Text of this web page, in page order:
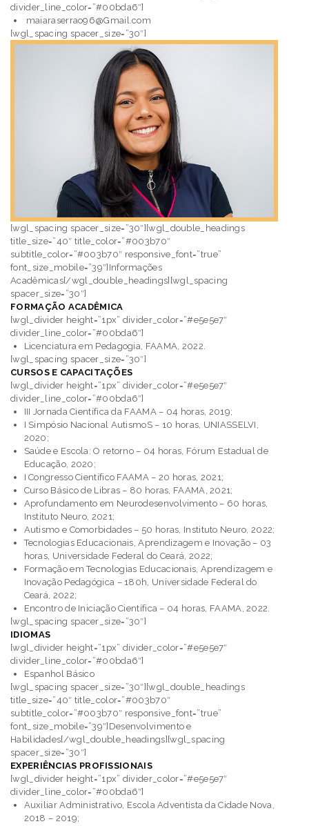
divider_line_color=”#00bda6″]
maiaraserrao96@Gmail.com
[wgl_spacing spacer_size=”30″]
[wgl_spacing spacer_size=”30″][wgl_double_headings
title_size=”40″ title_color=”#003b70″
subtitle_color=”#003b70″ responsive_font=”true”
font_size_mobile=”39″]Informações
Acadêmicas[/wgl_double_headings][wgl_spacing
spacer_size=”30″]
FORMAÇÃO ACADÊMICA
[wgl_divider height=”1px” divider_color=”#e5e5e7″
divider_line_color=”#00bda6″]
Licenciatura em Pedagogia, FAAMA, 2022.
[wgl_spacing spacer_size=”30″]
CURSOS E CAPACITAÇÕES
[wgl_divider height=”1px” divider_color=”#e5e5e7″
divider_line_color=”#00bda6″]
III Jornada Científica da FAAMA – 04 horas, 2019;
I Simpósio Nacional AutismoS – 10 horas, UNIASSELVI,
2020;
Saúde e Escola: O retorno – 04 horas, Fórum Estadual de
Educação, 2020;
I Congresso Científico FAAMA – 20 horas, 2021;
Curso Básico de Libras – 80 horas, FAAMA, 2021;
Aprofundamento em Neurodesenvolvimento – 60 horas,
Instituto Neuro, 2021;
Autismo e Comorbidades – 50 horas, Instituto Neuro, 2022;
Tecnologias Educacionais, Aprendizagem e Inovação – 03
horas, Universidade Federal do Ceará, 2022;
Formação em Tecnologias Educacionais, Aprendizagem e
Inovação Pedagógica – 180h, Universidade Federal do
Ceará, 2022;
Encontro de Iniciação Científica – 04 horas, FAAMA, 2022.
[wgl_spacing spacer_size=”30″]
IDIOMAS
[wgl_divider height=”1px” divider_color=”#e5e5e7″
divider_line_color=”#00bda6″]
Espanhol Básico
[wgl_spacing spacer_size=”30″][wgl_double_headings
title_size=”40″ title_color=”#003b70″
subtitle_color=”#003b70″ responsive_font=”true”
font_size_mobile=”39″]Desenvolvimento e
Habilidades[/wgl_double_headings][wgl_spacing
spacer_size=”30″]
EXPERIÊNCIAS PROFISSIONAIS
[wgl_divider height=”1px” divider_color=”#e5e5e7″
divider_line_color=”#00bda6″]
Auxiliar Administrativo, Escola Adventista da Cidade Nova,
2018 – 2019;